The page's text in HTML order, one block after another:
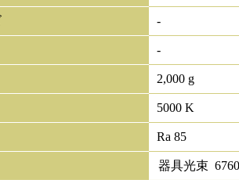
-
-
2,000 g
5000 K
Ra 85
器具光束